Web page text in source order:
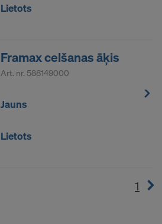
Lietots
Framax celšanas āķis
Art. nr. 588149000
Jauns
Lietots
1